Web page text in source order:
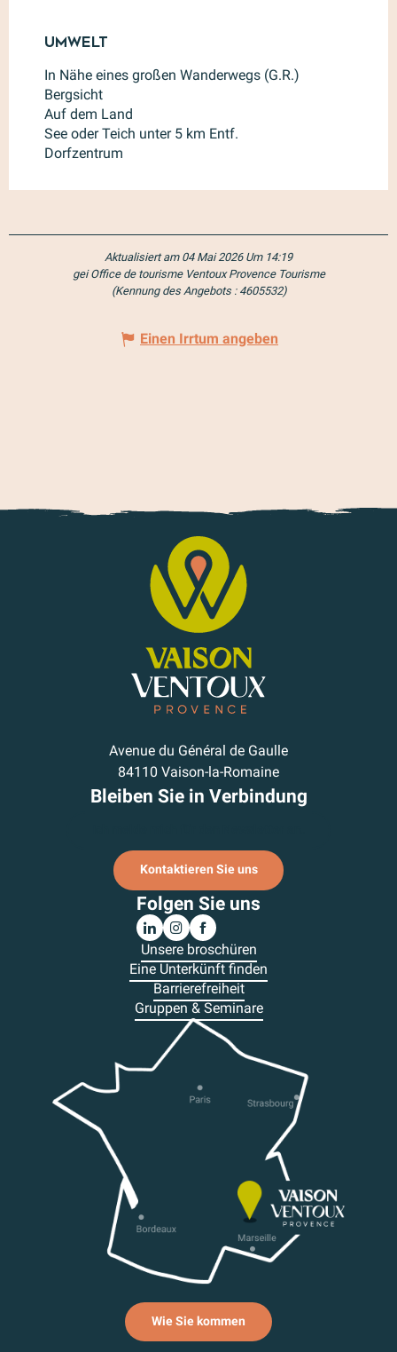
Umwelt
Umwelt
In Nähe eines großen Wanderwegs (G.R.)
Bergsicht
Auf dem Land
See oder Teich unter 5 km Entf.
Dorfzentrum
Aktualisiert am 04 Mai 2026 Um 14:19
gei Office de tourisme Ventoux Provence Tourisme
(Kennung des Angebots : 4605532)
Einen Irrtum angeben
Avenue du Général de Gaulle
84110 Vaison-la-Romaine
Bleiben Sie in Verbindung
Kontaktieren Sie uns
Folgen Sie uns
Unsere broschüren
Eine Unterkünft finden
Barrierefreiheit
Gruppen & Seminare
Wie Sie kommen